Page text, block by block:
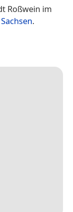
Roßwein im
.